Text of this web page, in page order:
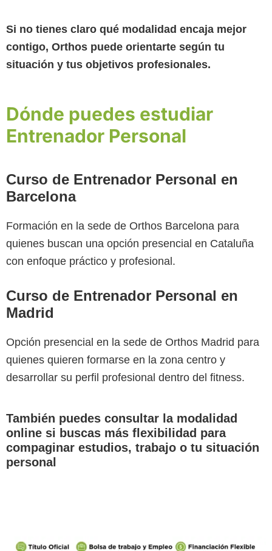
Si no tienes claro qué modalidad encaja mejor
contigo, Orthos puede orientarte según tu
situación y tus objetivos profesionales.
Dónde puedes estudiar
Entrenador Personal
Curso de Entrenador Personal en
Barcelona
Formación en la sede de Orthos Barcelona para
quienes buscan una opción presencial en Cataluña
con enfoque práctico y profesional.
Curso de Entrenador Personal en
Madrid
Opción presencial en la sede de Orthos Madrid para
quienes quieren formarse en la zona centro y
desarrollar su perfil profesional dentro del fitness.
También puedes consultar la modalidad
online si buscas más flexibilidad para
compaginar estudios, trabajo o tu situación
personal